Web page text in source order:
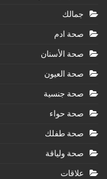
جمالك
صحة ادم
صحة الأسنان
صحة العيون
صحة جنسية
صحة حواء
صحة طفلك
صحة ولياقة
علاقات